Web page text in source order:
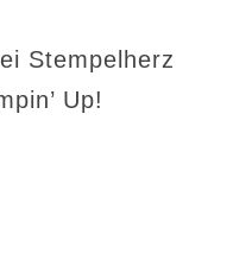
Stempelherz
Up!